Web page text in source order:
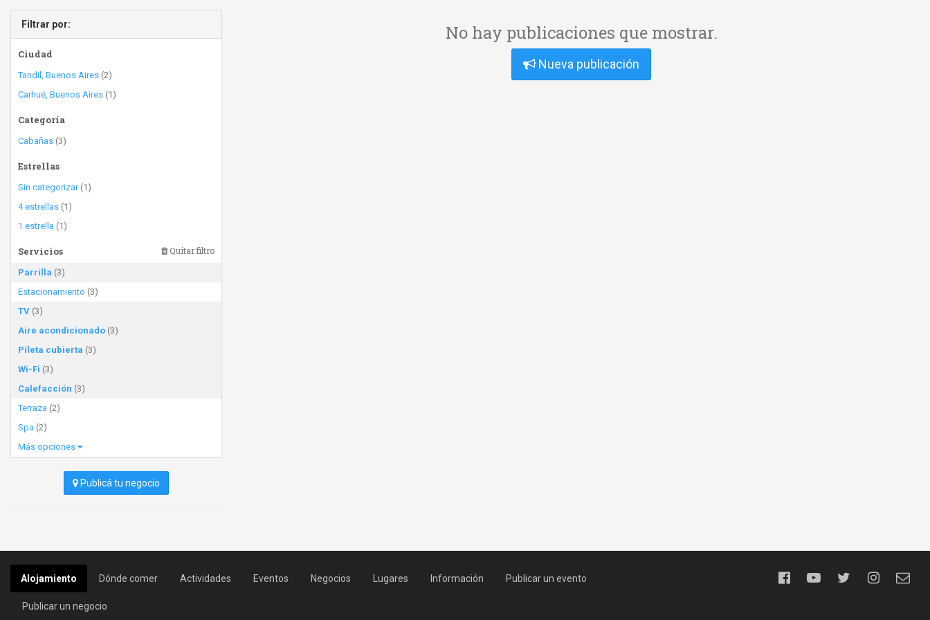
Filtrar por:
Ciudad
Tandil, Buenos Aires (2)
Carhué, Buenos Aires (1)
Categoría
Cabañas (3)
Estrellas
Sin categorizar(1)
4 estrellas (1)
1 estrella (1)
Servicios Quitar filtro
Parrilla (3)
Estacionamiento (3)
TV (3)
Aire acondicionado (3)
Pileta cubierta (3)
Wi-Fi (3)
Calefacción (3)
Terraza (2)
Spa (2)
Más opciones
Publicá tu negocio
No hay publicaciones que mostrar.
Nueva publicación
Alojamiento Dónde comer Actividades Eventos Negocios Lugares Información Publicar un evento
Publicar un negocio